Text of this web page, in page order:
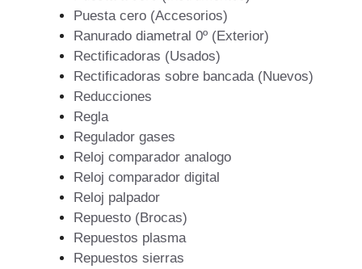
Puesta cero (Accesorios)
Ranurado diametral 0º (Exterior)
Rectificadoras (Usados)
Rectificadoras sobre bancada (Nuevos)
Reducciones
Regla
Regulador gases
Reloj comparador analogo
Reloj comparador digital
Reloj palpador
Repuesto (Brocas)
Repuestos plasma
Repuestos sierras